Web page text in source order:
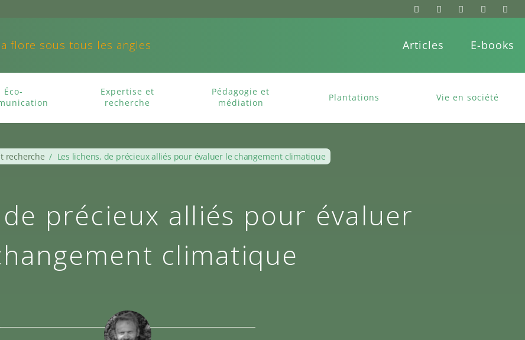
flore sous tous les angles Articles E-books
Éco-
Expertise et
recherche
Pédagogie et
médiation
Plantations Vie en société
recherche / Les lichens, de précieux alliés pour évaluer le changement climatique
précieux alliés pour évaluer
climatique